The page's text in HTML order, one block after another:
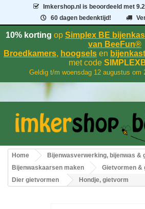
Imkershop.nl is beoordeeld met9.2
60 dagen bedenktijd!
10% korting op Simplex BE
van BeeFun®
Broedkamers, hoogsels en
met code
Geldig t/m woensdag 12 augustus om
Home
Bijenwasverwerking, bijenwas &
Bijenwaskaarsen maken
Gietvormen &
Dier gietvormen
Hondje, gietvorm